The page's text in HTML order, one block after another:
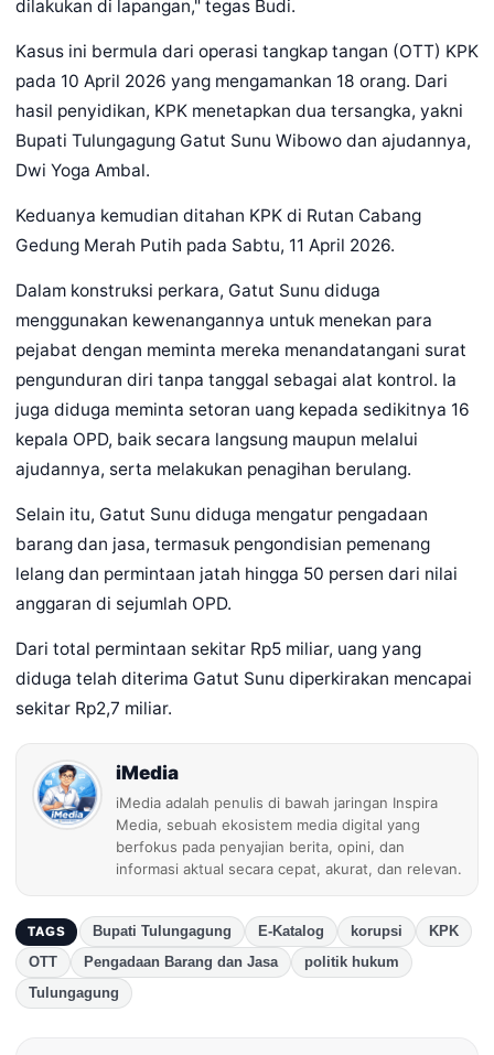
dilakukan di lapangan," tegas Budi.
Kasus ini bermula dari operasi tangkap tangan (OTT) KPK
pada 10 April 2026 yang mengamankan 18 orang. Dari
hasil penyidikan, KPK menetapkan dua tersangka, yakni
Bupati Tulungagung Gatut Sunu Wibowo dan ajudannya,
Dwi Yoga Ambal.
Keduanya kemudian ditahan KPK di Rutan Cabang
Gedung Merah Putih pada Sabtu, 11 April 2026.
Dalam konstruksi perkara, Gatut Sunu diduga
menggunakan kewenangannya untuk menekan para
pejabat dengan meminta mereka menandatangani surat
pengunduran diri tanpa tanggal sebagai alat kontrol. Ia
juga diduga meminta setoran uang kepada sedikitnya 16
kepala OPD, baik secara langsung maupun melalui
ajudannya, serta melakukan penagihan berulang.
Selain itu, Gatut Sunu diduga mengatur pengadaan
barang dan jasa, termasuk pengondisian pemenang
lelang dan permintaan jatah hingga 50 persen dari nilai
anggaran di sejumlah OPD.
Dari total permintaan sekitar Rp5 miliar, uang yang
diduga telah diterima Gatut Sunu diperkirakan mencapai
sekitar Rp2,7 miliar.
iMedia
iMedia adalah penulis di bawah jaringan Inspira
Media, sebuah ekosistem media digital yang
berfokus pada penyajian berita, opini, dan
informasi aktual secara cepat, akurat, dan relevan.
TAGS Bupati Tulungagung E-Katalog korupsi
KPK
OTT
Pengadaan Barang dan Jasa
politik hukum
Tulungagung